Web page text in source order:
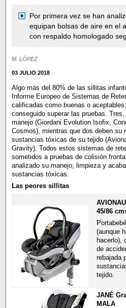
Por primera vez se han
equipan bolsas de aire en el
con respaldo homologado
M. LÓPEZ
03 JULIO 2018
Algo más del 80% de las sillitas
Informe Europeo de Sistemas de
calificadas como buenas o
conseguido superar las pruebas.
manejo (Giordani Evolution Isofix,
Cosmos), mientras que dos deben su
sustancias tóxicas de su tejido
Gravity). Todos estos sistemas de
sometidos a pruebas de colisión
analizado su manejo, limpieza y
sustancias tóxicas.
Las peores sillitas
45/86
(aunque
hacerlo),
de
rebajada
tejido.
JANÉ
MALA